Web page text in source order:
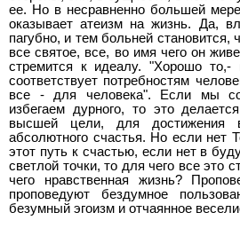
ее. Но в несравненно большей
оказывает атеизм на жизнь. Да,
пагубно, и тем больней становится,
все святое, все, во имя чего он
стремится к идеалу. "Хорошо то,-
соответствует потребностям
все - для человека". Если мы
избегаем дурного, то это
высшей цели, для достижения
абсолютного счастья. Но если нет
этот путь к счастью, если нет в
светлой точки, то для чего все это
чего нравственная жизнь?
проповедуют бездумное
безумный эгоизм и отчаянное